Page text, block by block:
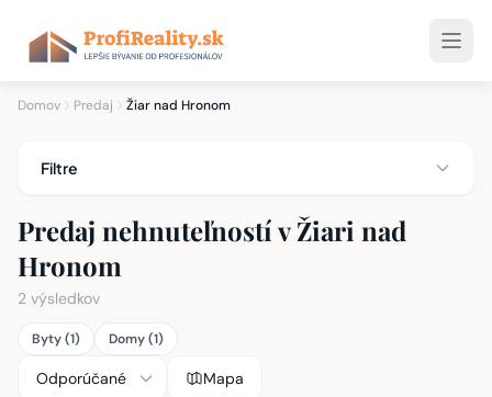
Domov Predaj Žiar nad Hronom
Filtre
Predaj nehnuteľností v Žiari nad
Hronom
2 výsledkov
Byty (1) Domy (1)
Mapa